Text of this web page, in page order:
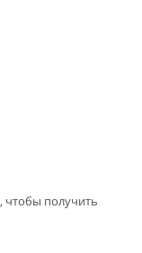
, чтобы получить